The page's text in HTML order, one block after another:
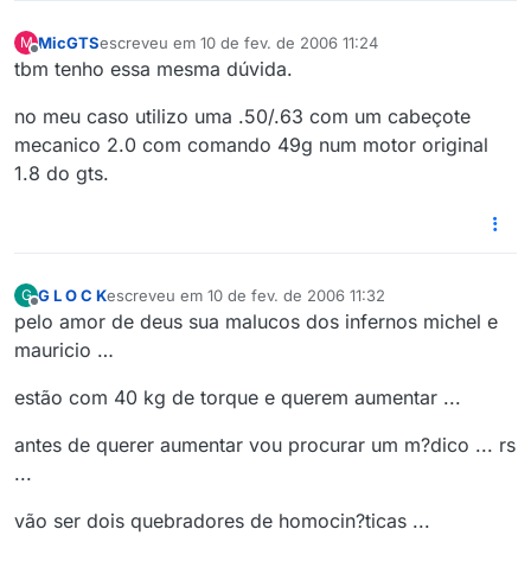
M
Offline
MicGTSescreveu em 10 de fev. de 2006 11:24
última edição por
tbm tenho essa mesma dúvida.
no meu caso utilizo uma .50/.63 com um cabeçote
mecanico 2.0 com comando 49g num motor original
1.8 do gts.
G
Offline
G L O C Kescreveu em 10 de fev. de 2006 11:32
última edição por
pelo amor de deus sua malucos dos infernos michel e
mauricio …
estão com 40 kg de torque e querem aumentar ...
antes de querer aumentar vou procurar um m?dico ... rs
...
vão ser dois quebradores de homocin?ticas ...